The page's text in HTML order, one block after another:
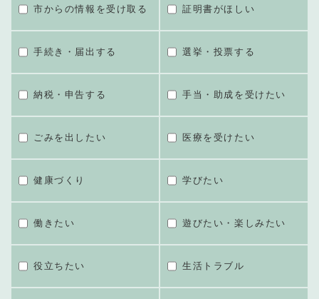
市からの情報を受け取る 証明書がほしい
手続き・届出する 選挙・投票する
納税・申告する 手当・助成を受けたい
ごみを出したい 医療を受けたい
健康づくり 学びたい
働きたい 遊びたい・楽しみたい
役立ちたい 生活トラブル